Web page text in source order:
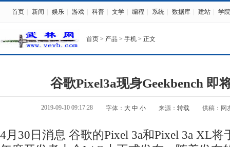
首页 新闻 娱乐 游戏 科普 文学 编程 系统 数据库 建站 学院
首页 > 产品 > 手机 > 正文
谷歌Pixel3a现身Geekbench 即
2019-09-10 09:17:28 字体： 大 中 小 来源： 转载 供稿：网
4月30日消息 谷歌的Pixel 3a和Pixel 3a XL